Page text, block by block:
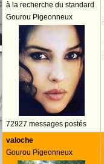
à la recherche du standard
Gourou Pigeonneux
72927 messages postés
valoche
Gourou Pigeonneux